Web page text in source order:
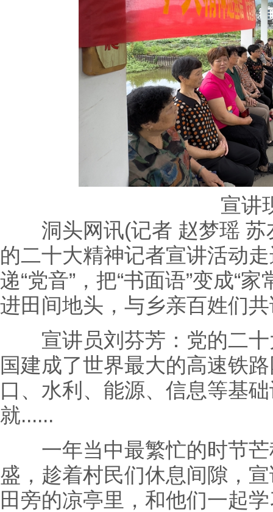
宣讲
洞头网讯(记者 赵梦瑶 苏
的二十大精神记者宣讲活动
递“党音”，把“书面语”变成“
进田间地头，与乡亲百姓们
宣讲员刘芬芳：党的二十
国建成了世界最大的高速铁
口、水利、能源、信息等基
就......
一年当中最繁忙的时节芒
盛，趁着村民们休息间隙，
田旁的凉亭里，和他们一起